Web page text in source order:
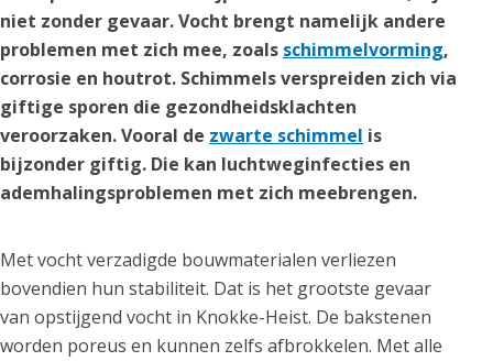
niet zonder gevaar. Vocht brengt namelijk andere
problemen met zich mee, zoals schimmelvorming,
corrosie en houtrot. Schimmels verspreiden zich via
giftige sporen die gezondheidsklachten
veroorzaken. Vooral de zwarte schimmel is
bijzonder giftig. Die kan luchtweginfecties en
ademhalingsproblemen met zich meebrengen.
Met vocht verzadigde bouwmaterialen verliezen
bovendien hun stabiliteit. Dat is het grootste gevaar
van opstijgend vocht in Knokke-Heist. De bakstenen
worden poreus en kunnen zelfs afbrokkelen. Met alle